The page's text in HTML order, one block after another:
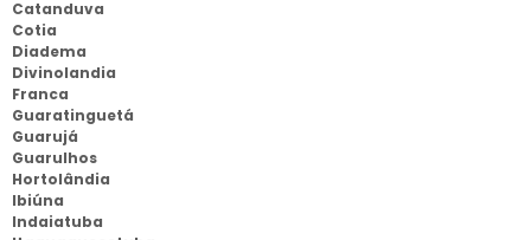
Catanduva
Cotia
Diadema
Divinolandia
Franca
Guaratinguetá
Guarujá
Guarulhos
Hortolândia
Ibiúna
Indaiatuba